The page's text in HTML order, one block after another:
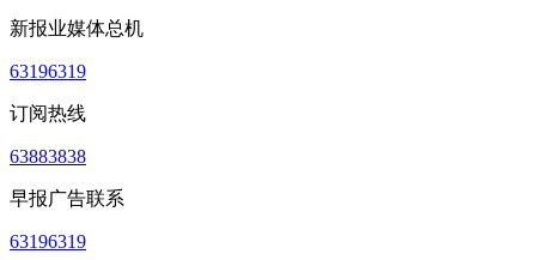
新报业媒体总机
63196319
订阅热线
63883838
早报广告联系
63196319